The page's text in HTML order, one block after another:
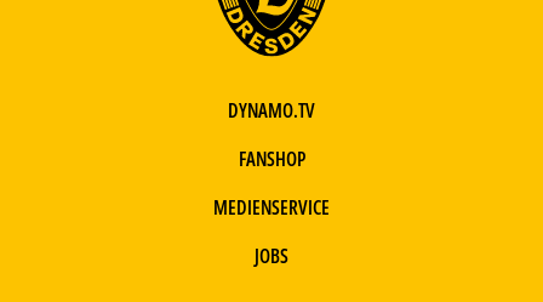
DYNAMO.TV
FANSHOP
MEDIENSERVICE
JOBS